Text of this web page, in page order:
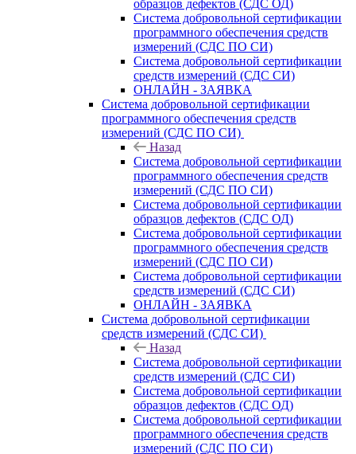
образцов дефектов (СДС ОД)
Система добровольной сертификации
программного обеспечения средств
измерений (СДС ПО СИ)
Система добровольной сертификации
средств измерений (СДС СИ)
ОНЛАЙН - ЗАЯВКА
Система добровольной сертификации
программного обеспечения средств
измерений (СДС ПО СИ)
Назад
Система добровольной сертификации
программного обеспечения средств
измерений (СДС ПО СИ)
Система добровольной сертификации
образцов дефектов (СДС ОД)
Система добровольной сертификации
программного обеспечения средств
измерений (СДС ПО СИ)
Система добровольной сертификации
средств измерений (СДС СИ)
ОНЛАЙН - ЗАЯВКА
Система добровольной сертификации
средств измерений (СДС СИ)
Назад
Система добровольной сертификации
средств измерений (СДС СИ)
Система добровольной сертификации
образцов дефектов (СДС ОД)
Система добровольной сертификации
программного обеспечения средств
измерений (СДС ПО СИ)